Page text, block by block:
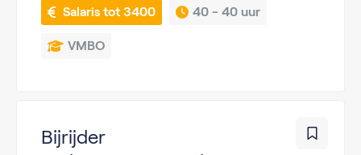
Salaris tot 3400 40 - 40 uur
VMBO
Bijrijder